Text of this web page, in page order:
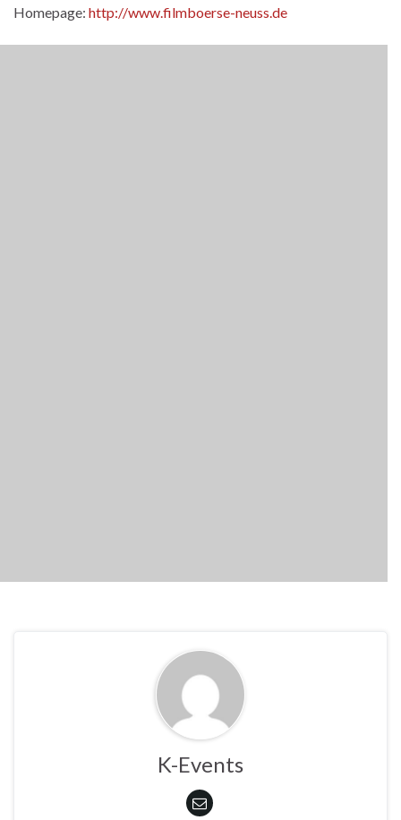
Homepage: http://www.filmboerse-neuss.de
K-Events